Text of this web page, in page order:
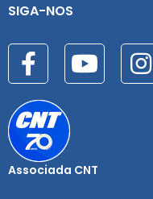
SIGA-NOS
Associada CNT